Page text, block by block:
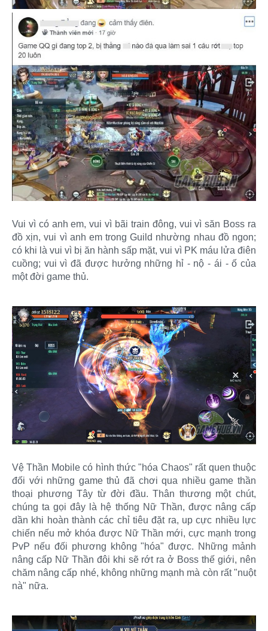
Vui vì có anh em, vui vì bãi train đông, vui vì săn Boss ra
đồ xịn, vui vì anh em trong Guild nhường nhau đồ ngon;
có khi là vui vì bị ăn hành sấp mặt, vui vì PK máu lửa điên
cuồng; vui vì đã được hưởng những hỉ - nộ - ái - ố của
một đời game thủ.
Vệ Thần Mobile có hình thức "hóa Chaos" rất quen thuộc
đối với những game thủ đã chơi qua nhiều game thần
thoại phương Tây từ đời đầu. Thân thương một chút,
chúng ta gọi đây là hệ thống Nữ Thần, được nâng cấp
dần khi hoàn thành các chỉ tiêu đặt ra, up cực nhiều lực
chiến nếu mở khóa được Nữ Thần mới, cực mạnh trong
PvP nếu đối phương không "hóa" được. Những mảnh
nâng cấp Nữ Thần đôi khi sẽ rớt ra ở Boss thế giới, nên
chăm nâng cấp nhé, không những mạnh mà còn rất "nuột
nà" nữa.